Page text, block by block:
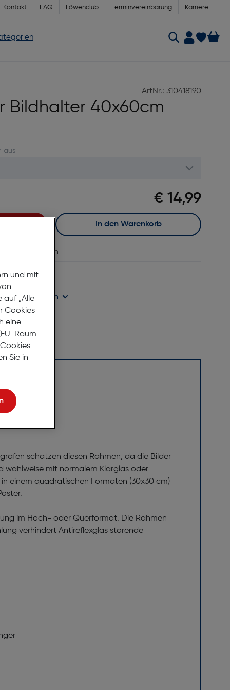
Kontakt FAQ Löwenclub Terminvereinbarung Karriere
ArtNr.: 310418190
Bildhalter 40x60cm
aus
€ 14,99
In den Warenkorb
vergleichen
Lieferzeit
prüfen
schätzen diesen Rahmen, da die Bilder
wahlweise mit normalem Klarglas oder
einem quadratischen Formaten (30x30 cm)
im Hoch- oder Querformat. Die Rahmen
verhindert Antireflexglas störende
und mit
auf „Alle
Cookies
eine
Raum
Sie in